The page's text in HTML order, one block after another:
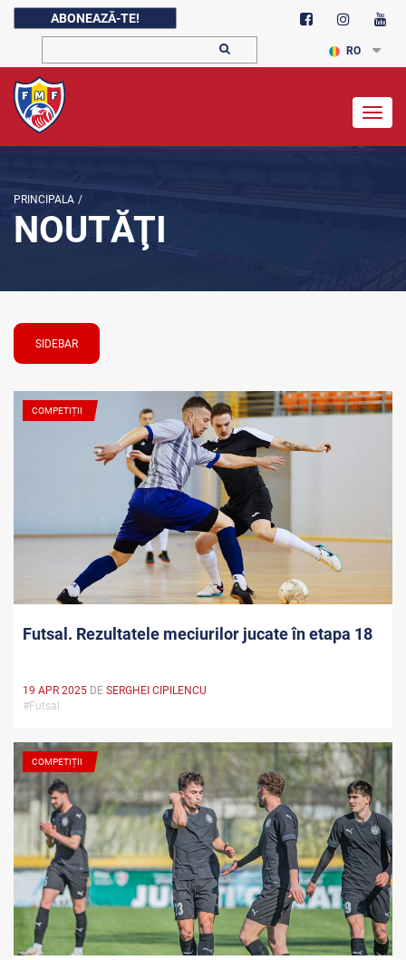
ABONEAZĂ-TE!
RO
PRINCIPALA /
NOUTĂŢI
SIDEBAR
COMPETIȚII
Futsal. Rezultatele meciurilor jucate în etapa 18
19 APR 2025 DE SERGHEI CIPILENCU
#Futsal
COMPETIȚII